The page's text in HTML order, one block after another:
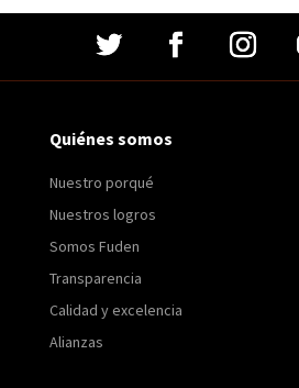
Quiénes somos
Nuestro porqué
Nuestros logros
Somos Fuden
Transparencia
Calidad y excelencia
Alianzas